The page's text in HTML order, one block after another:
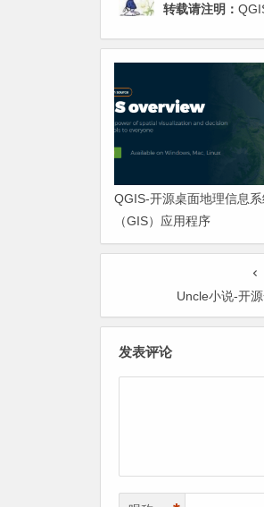
转载请注明：
QGIS-开源桌面地理信息
（GIS）应用程序
Uncle小说-开
发表评论